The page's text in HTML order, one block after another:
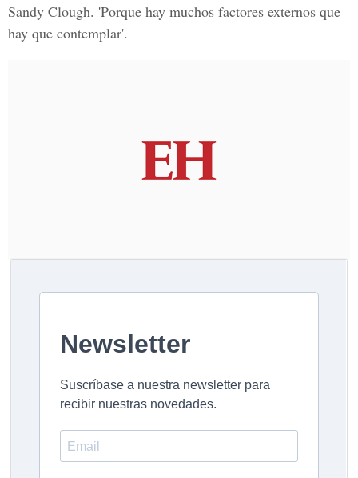
Sandy Clough. 'Porque hay muchos factores externos que
hay que contemplar'.